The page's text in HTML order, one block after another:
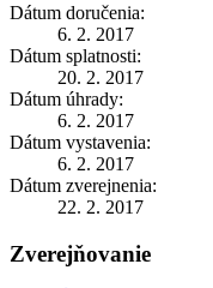
Dátum doručenia:
6. 2. 2017
Dátum splatnosti:
20. 2. 2017
Dátum úhrady:
6. 2. 2017
Dátum vystavenia:
6. 2. 2017
Dátum zverejnenia:
22. 2. 2017
Zverejňovanie